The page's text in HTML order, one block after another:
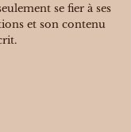
se fier à ses
et son contenu